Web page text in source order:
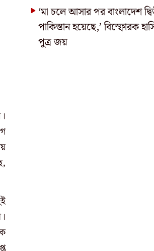
‘মা চলে আসার পর বাংলাদেশ
পাকিস্তান হয়েছে,’ বিস্ফোরক
পুত্র জয়